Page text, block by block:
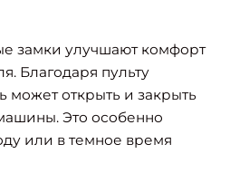
замки улучшают комфорт
Благодаря пульту
может открыть и закрыть
Это особенно
или в темное время